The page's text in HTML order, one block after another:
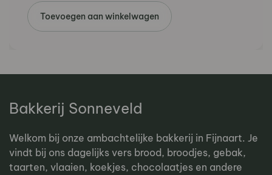
Toevoegen aan winkelwagen
Bakkerij Sonneveld
Welkom bij onze ambachtelijke bakkerij in Fijnaart. Je
vindt bij ons dagelijks vers brood, broodjes, gebak,
taarten, vlaaien, koekjes, chocolaatjes en andere